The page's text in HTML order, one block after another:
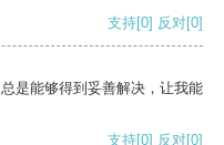
支持[0] 反对[0]
是能够得到妥善解决，让我能
支持[0] 反对[0]